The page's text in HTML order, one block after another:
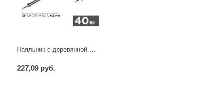
Паяльник с деревянной ручкой, серия WOOD, 40Вт, 230В, блистер PROconnect
227,09 руб.